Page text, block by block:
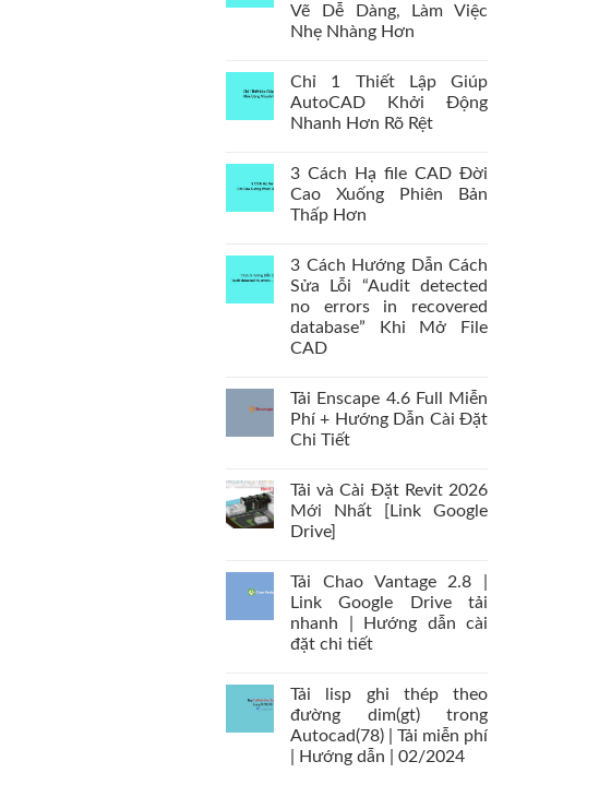
Vẽ Dễ Dàng, Làm Việc
Nhẹ Nhàng Hơn
Chỉ 1 Thiết Lập Giúp
AutoCAD Khởi Động
Nhanh Hơn Rõ Rệt
3 Cách Hạ file CAD Đời
Cao Xuống Phiên Bản
Thấp Hơn
3 Cách Hướng Dẫn Cách
Sửa Lỗi “Audit detected
no errors in recovered
database” Khi Mở File
CAD
Tải Enscape 4.6 Full Miễn
Phí + Hướng Dẫn Cài Đặt
Chi Tiết
Tải và Cài Đặt Revit 2026
Mới Nhất [Link Google
Drive]
Tải Chao Vantage 2.8 |
Link Google Drive tải
nhanh | Hướng dẫn cài
đặt chi tiết
Tải lisp ghi thép theo
đường dim(gt) trong
Autocad(78) | Tải miễn phí
| Hướng dẫn | 02/2024